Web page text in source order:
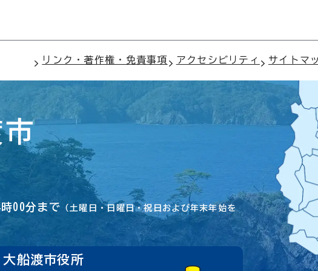
リンク・著作権・免責事項 アクセシビリティ サイトマ
00分まで （土曜日・日曜日・祝日および年末年始を
大船渡市役所